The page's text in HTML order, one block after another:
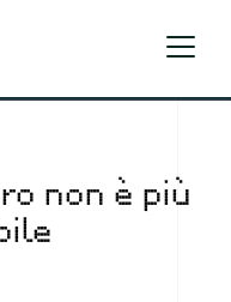
non è più